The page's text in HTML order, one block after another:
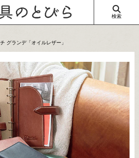
検索
グランデ「オイルレザー」